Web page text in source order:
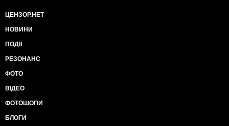
ЦЕНЗОР.НЕТ
НОВИНИ
ПОДІЇ
РЕЗОНАНС
ФОТО
ВІДЕО
ФОТОШОПИ
БЛОГИ